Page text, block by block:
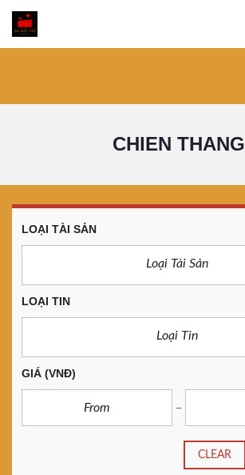
CHIEN THANG
LOẠI TÀI SẢN
Loại Tài Sản
LOẠI TIN
Loại Tin
GIÁ (VNĐ)
CLEAR